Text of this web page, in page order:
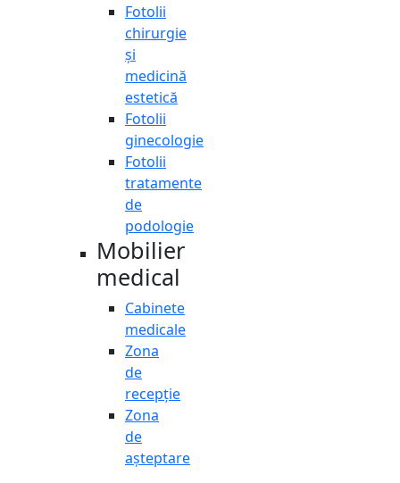
Fotolii
chirurgie
și
medicină
estetică
Fotolii
ginecologie
Fotolii
tratamente
de
podologie
Mobilier
medical
Cabinete
medicale
Zona
de
recepție
Zona
de
așteptare